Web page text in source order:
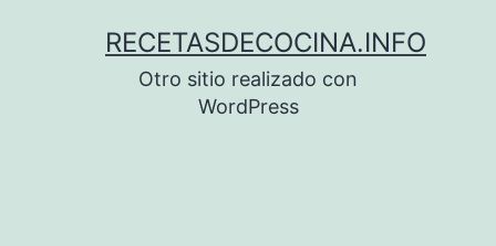
RECETASDECOCINA.INFO
Otro sitio realizado con
WordPress